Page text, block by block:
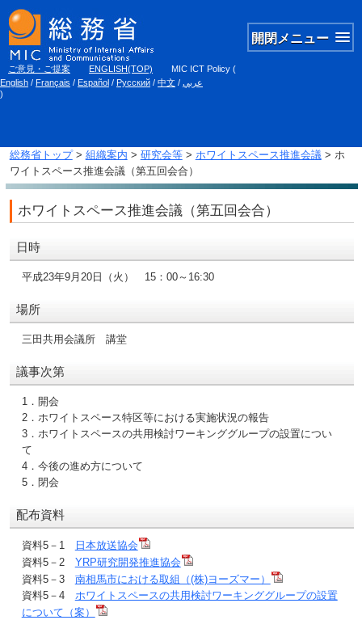
開閉メニュー
ご意見・ご提案 ENGLISH(TOP) MIC ICT Policy (
English / Français / Español / Русский / 中文 / عربي
)
総務省トップ> 組織案内 > 研究会等> ホワイトスペース推進会議> ホ
ワイトスペース推進会議（第五回会合）
ホワイトスペース推進会議（第五回会合）
日時
平成23年9月20日（火） 15：00～16:30
場所
三田共用会議所 講堂
議事次第
1．開会
2．ホワイトスペース特区等における実施状況の報告
3．ホワイトスペースの共用検討ワーキンググループの設置につい
て
4．今後の進め方について
5．閉会
配布資料
資料5－1
日本放送協会
資料5－2 YRP研究開発推進協会
資料5－3 南相馬市における取組（(株)ヨーズマー）
資料5－4 ホワイトスペースの共用検討ワーキンググループの設置
について（案）